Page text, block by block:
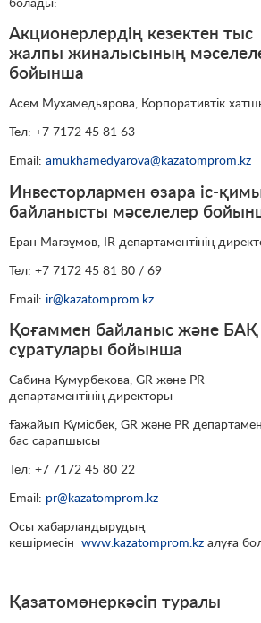
Акционерлердің кезектен тыс
жалпы жиналысының
бойынша
Асем Мухамедьярова, Корпоративтік
Тел: +7 7172 45 81 63
Email: amukhamedyarova@kazatomprom.kz
Инвесторлармен өзара іс-
байланысты мәселелер
Еран Мағзұмов, IR департаментінің
Тел: +7 7172 45 81 80 / 69
Email: ir@kazatomprom.kz
Қоғаммен байланыс және БАҚ
сұратулары бойынша
Сабина Кумурбекова, GR және PR
департаментінің директоры
Ғажайып Күмісбек, GR және PR
бас сарапшысы
Тел: +7 7172 45 80 22
Email: pr@kazatomprom.kz
Осы хабарландырудың
көшірмесін www.kazatomprom.kz алуға
Қазатомөнеркәсіп туралы